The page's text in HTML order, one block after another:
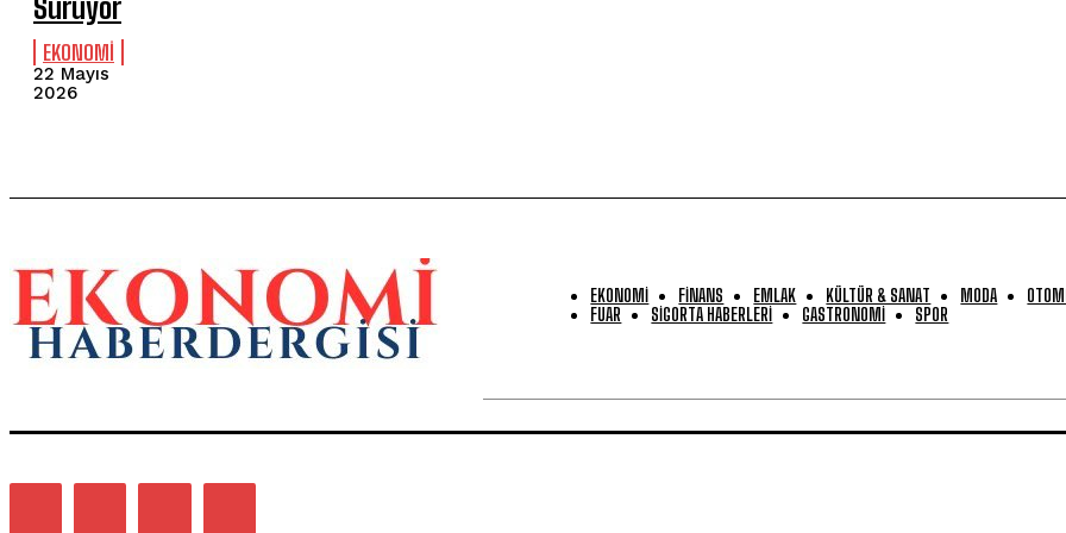
Sürüyor
EKONOMİ
22 Mayıs
2026
EKONOMİ FİNANS EMLAK KÜLTÜR & SANAT MODA
FUAR
SİGORTA HABERLERİ GASTRONOMİ SPOR